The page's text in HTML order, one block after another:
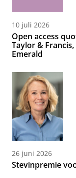
10 juli 2026
Open access
Taylor &
Emerald
26 juni 2026
Stevinpremie